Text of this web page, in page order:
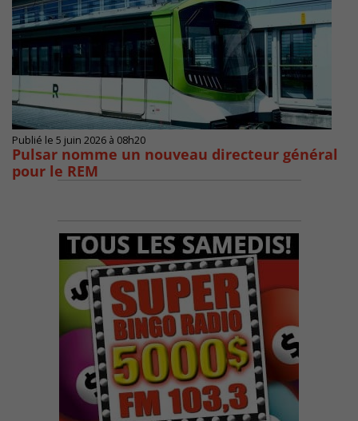
Publié le 5 juin 2026 à 08h20
Pulsar nomme un nouveau directeur général
pour le REM